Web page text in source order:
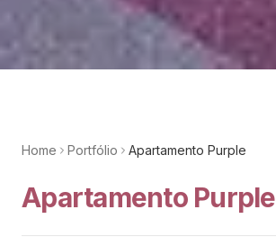
Home Portfólio Apartamento Purple
Apartamento Purple